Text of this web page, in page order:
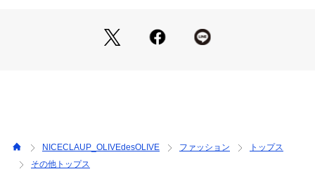
・「?お気に入りブランドに追加」で新商品・再入荷・セール
などお得な情報を受け取ることができます。
NICECLAUP_OLIVEdesOLIVE ファッション
トップス
その他トップス